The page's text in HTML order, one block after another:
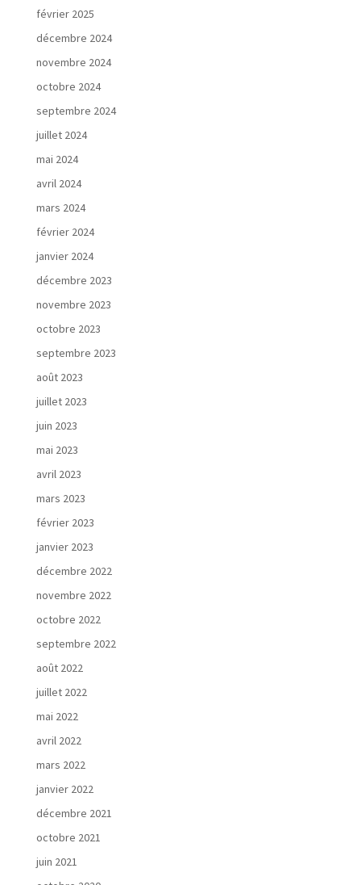
février 2025
décembre 2024
novembre 2024
octobre 2024
septembre 2024
juillet 2024
mai 2024
avril 2024
mars 2024
février 2024
janvier 2024
décembre 2023
novembre 2023
octobre 2023
septembre 2023
août 2023
juillet 2023
juin 2023
mai 2023
avril 2023
mars 2023
février 2023
janvier 2023
décembre 2022
novembre 2022
octobre 2022
septembre 2022
août 2022
juillet 2022
mai 2022
avril 2022
mars 2022
janvier 2022
décembre 2021
octobre 2021
juin 2021